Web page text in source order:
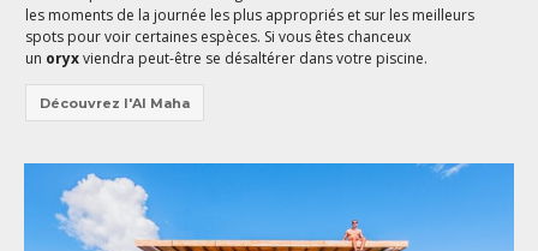
les moments de la journée les plus appropriés et sur les meilleurs
spots pour voir certaines espèces. Si vous êtes chanceux
un oryxviendra peut-être se désaltérer dans votre piscine.
Découvrez l'Al Maha